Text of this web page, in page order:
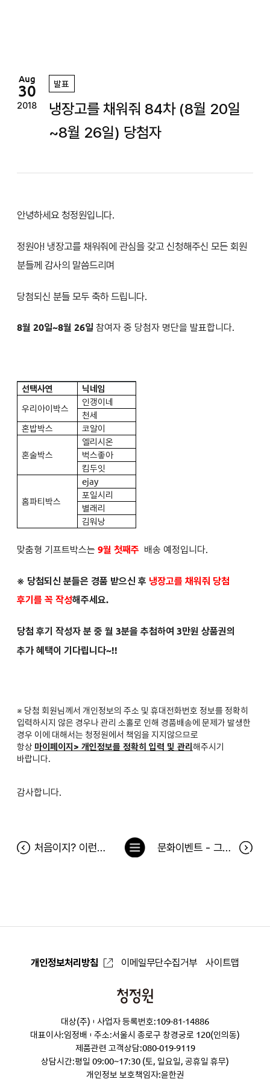
Aug
30
2018
발표
냉장고를 채워줘 84차 (8월 20일
~8월 26일) 당첨자
안녕하세요 청정원입니다.
정원아! 냉장고를 채워줘에 관심을 갖고 신청해주신 모든 회원
분들께 감사의 말씀드리며
당첨되신 분들 모두 축하 드립니다.
8월 20일~8월 26일 참여자 중 당첨자 명단을 발표합니다.
선택사연
닉네임
우리아이박스
인갱이네
천세
혼밥박스
코알이
혼술박스
엘리시온
벅스좋아
킴두잇
홈파티박스
ejay
포일시리
별래리
김워낭
맞춤형 기프트박스는 9월 첫째주 배송 예정입니다.
※ 당첨되신 분들은 경품 받으신 후 냉장고를 채워줘 당첨
후기를 꼭 작성해주세요.
당첨 후기 작성자 분 중 월 3분을 추첨하여 3만원 상품권의
추가 혜택이 기다립니다~!!
※ 당첨 회원님께서 개인정보의 주소 및 휴대전화번호 정보를 정확히
입력하시지 않은 경우나 관리 소홀로 인해 경품배송에 문제가 발생한
경우 이에 대해서는 청정원에서 책임을 지지않으므로
항상 마이페이지> 개인정보를 정확히 입력 및 관리 해주시기
바랍니다.
감사합니다.
처음이지? 이런병맛! 맛있는 병맛 공유이벤트 당첨자 문화이벤트 - 그믐, 또는 당신이 세계를 기억하는 방식 9월6일(목) 공연 당첨자
목
개인정보처리방침 이메일무단수집거부 사이트맵
청
원
대상(주)
사업자 등록번호:109-81-14886
대표이사:임정배
주소:서울시 종로구 창경궁로 120(인의동)
제품관련 고객상담:080-019-9119
상담시간:평일 09:00~17:30 (토, 일요일, 공휴일 휴무)
개인정보 보호책임자:윤한권